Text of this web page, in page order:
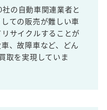
の自動車関連業者と
ての販売が難しい車
サイクルすることが
、故障車など、どん
取を実現していま